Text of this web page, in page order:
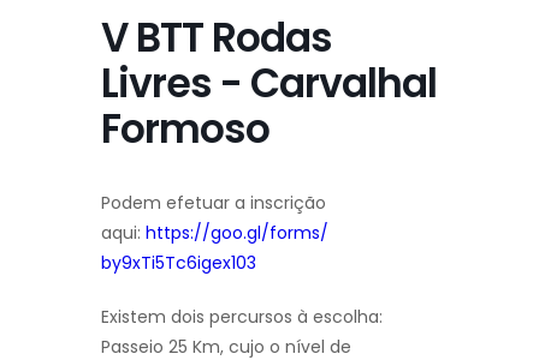
V BTT Rodas
Livres - Carvalhal
Formoso
Podem efetuar a inscrição
aqui: https://goo.gl/forms/
by9xTi5Tc6igex103
Existem dois percursos à escolha:
Passeio 25 Km, cujo o nível de